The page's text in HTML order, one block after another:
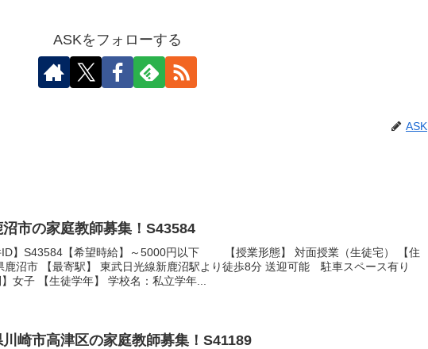
ASKをフォローする
ASK
市の家庭教師募集！S43584
ID】S43584【希望時給】～5000円以下 【授業形態】 対面授業（生徒宅） 【住
鹿沼市 【最寄駅】 東武日光線新鹿沼駅より徒歩8分 送迎可能 駐車スペース有り
】女子 【生徒学年】 学校名：私立学年...
崎市高津区の家庭教師募集！S41189